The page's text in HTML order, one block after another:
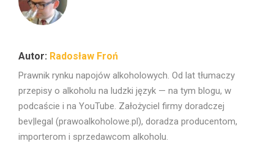
Radosław Froń
Prawnik rynku napojów alkoholowych. Od lat tłumaczy
przepisy o alkoholu na ludzki język — na tym blogu, w
podcaście i na YouTube. Założyciel firmy doradczej
bev|legal (prawoalkoholowe.pl), doradza producentom,
importerom i sprzedawcom alkoholu.